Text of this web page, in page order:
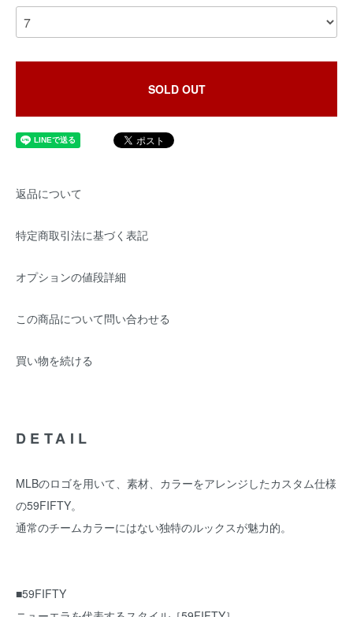
SOLD OUT
返品について
特定商取引法に基づく表記
オプションの値段詳細
この商品について問い合わせる
買い物を続ける
DETAIL
MLBのロゴを用いて、素材、カラーをアレンジしたカスタム仕様
の59FIFTY。
通常のチームカラーにはない独特のルックスが魅力的。
■59FIFTY